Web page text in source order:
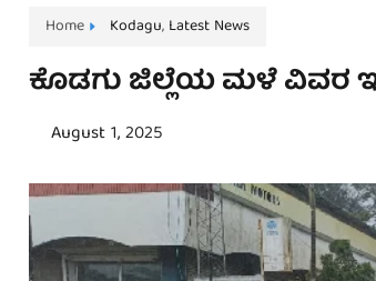
Home Kodagu, Latest News
ಕೊಡಗು ಜಿಲ್ಲೆಯ ಮಳೆ ವಿವರ
August 1, 2025